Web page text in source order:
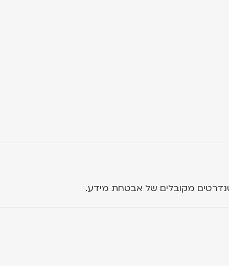
מקובלים של אבטחת מידע.